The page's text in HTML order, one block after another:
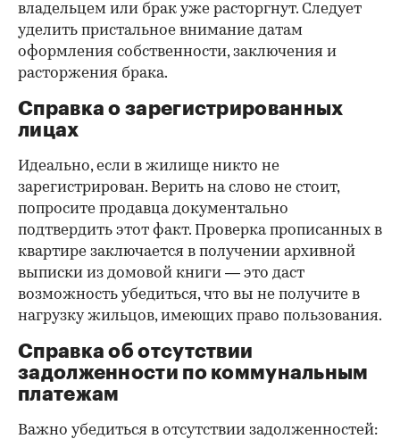
владельцем или брак уже расторгнут. Следует
уделить пристальное внимание датам
оформления собственности, заключения и
расторжения брака.
Справка о зарегистрированных
лицах
Идеально, если в жилище никто не
зарегистрирован. Верить на слово не стоит,
попросите продавца документально
подтвердить этот факт. Проверка прописанных в
квартире заключается в получении архивной
выписки из домовой книги — это даст
возможность убедиться, что вы не получите в
нагрузку жильцов, имеющих право пользования.
Справка об отсутствии
задолженности по коммунальным
платежам
Важно убедиться в отсутствии задолженностей: